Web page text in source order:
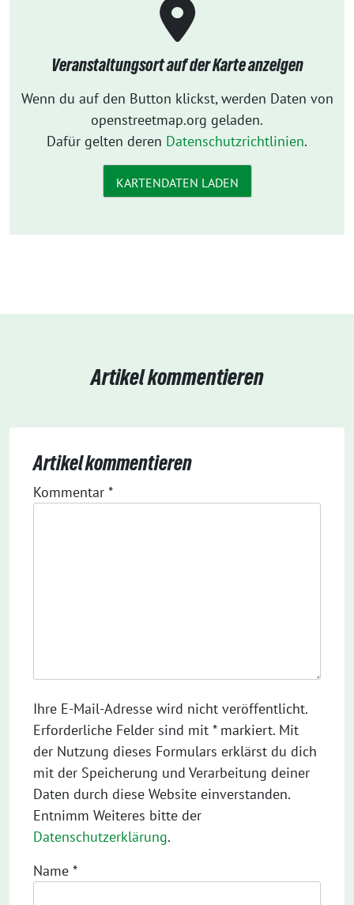
Veranstaltungsort auf der Karte anzeigen
Wenn du auf den Button klickst, werden Daten von
openstreetmap.org geladen.
Dafür gelten deren Datenschutzrichtlinien.
KARTENDATEN LADEN
Artikel kommentieren
Artikel kommentieren
Kommentar *
Ihre E-Mail-Adresse wird nicht veröffentlicht.
Erforderliche Felder sind mit * markiert. Mit
der Nutzung dieses Formulars erklärst du dich
mit der Speicherung und Verarbeitung deiner
Daten durch diese Website einverstanden.
Entnimm Weiteres bitte der
Datenschutzerklärung.
Name *